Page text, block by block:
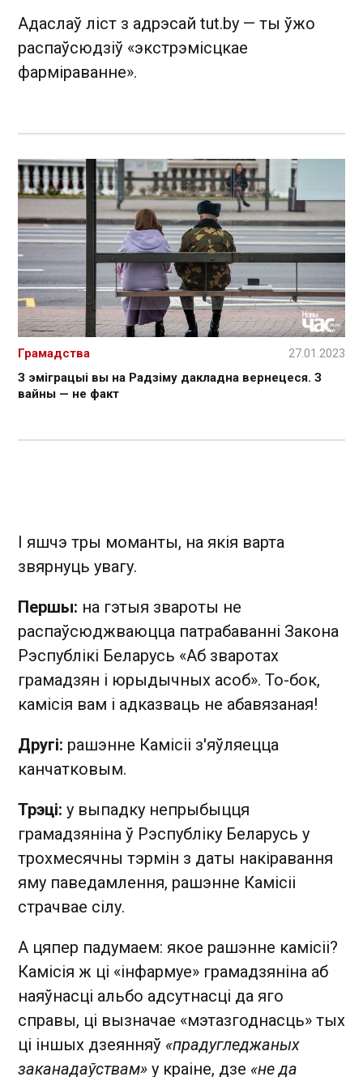
Адаслаў ліст з адрэсай tut.by — ты ўжо
распаўсюдзіў «экстрэмісцкае
фарміраванне».
З эміграцыі вы на Радзіму дакладна вернецеся. З
вайны — не факт
Грамадства 27.01.2023
І яшчэ тры моманты, на якія варта
звярнуць увагу.
Першы: на гэтыя звароты не
распаўсюджваюцца патрабаванні Закона
Рэспублікі Беларусь «Аб зваротах
грамадзян і юрыдычных асоб». То-бок,
камісія вам і адказваць не абавязаная!
Другі: рашэнне Камісіі з'яўляецца
канчатковым.
Трэці: у выпадку непрыбыцця
грамадзяніна ў Рэспубліку Беларусь у
трохмесячны тэрмін з даты накіравання
яму паведамлення, рашэнне Камісіі
страчвае сілу.
А цяпер падумаем: якое рашэнне камісіі?
Камісія ж ці «інфармуе» грамадзяніна аб
наяўнасці альбо адсутнасці да яго
справы, ці вызначае «мэтазгоднасць» тых
ці іншых дзеянняў «прадугледжаных
заканадаўствам» у краіне, дзе «не да